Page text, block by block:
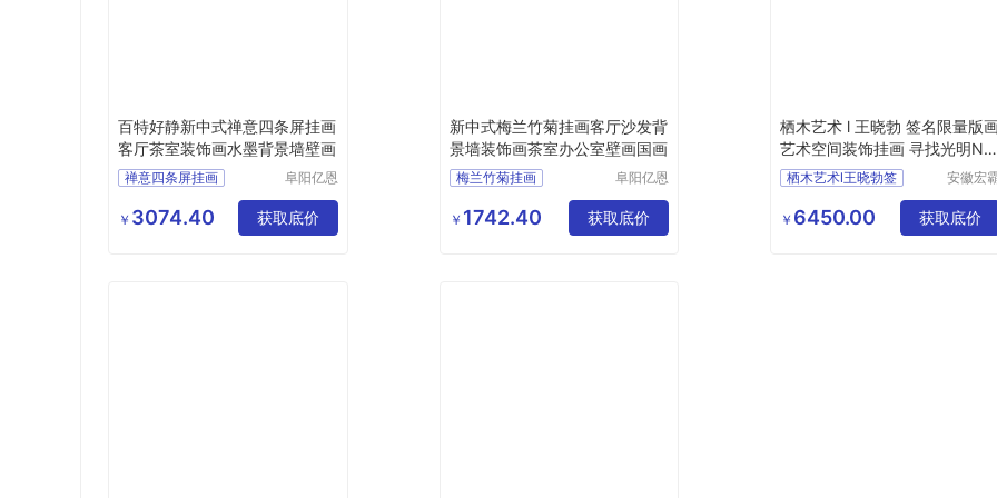
百特好静新中式禅意四条屏挂画
客厅茶室装饰画水墨背景墙壁画
禅意四条屏挂画
禅意四条屏挂画行情
挂画
装饰画
阜阳亿恩
有限公司
￥ 3074.40 获取底价
新中式梅兰竹菊挂画客厅沙发背
景墙装饰画茶室办公室壁画国画
梅兰竹菊挂画
挂画
装饰画
阜阳亿恩
有限公司
￥ 1742.40 获取底价
栖木艺术 l 王晓勃 签名限量版
艺术空间装饰挂画 寻找光明NO.
3栖木艺术l王晓勃签
安徽宏
有限公司
￥ 6450.00 获取底价